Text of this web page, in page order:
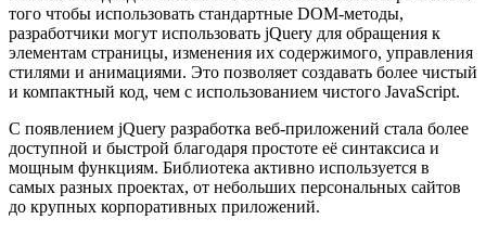
того чтобы использовать стандартные DOM-методы,
разработчики могут использовать jQuery для обращения к
элементам страницы, изменения их содержимого, управления
стилями и анимациями. Это позволяет создавать более чистый
и компактный код, чем с использованием чистого JavaScript.
С появлением jQuery разработка веб-приложений стала более
доступной и быстрой благодаря простоте её синтаксиса и
мощным функциям. Библиотека активно используется в
самых разных проектах, от небольших персональных сайтов
до крупных корпоративных приложений.